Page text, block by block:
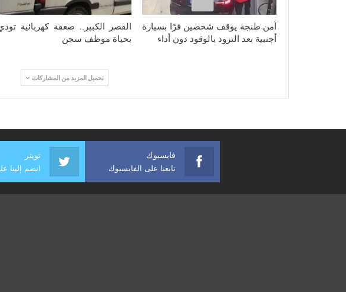
أمن طنجة يوقف شخصين فرّا بسيارة
أجنبية بعد التزود بالوقود دون أداء
القصر الكبير.. صعقة كهربائية
بحياة موظف سجن
تحميل المزيد من المشاركات
فايسبوك
تابعنا على الفايسبوك
تويتر
انضم إلينا